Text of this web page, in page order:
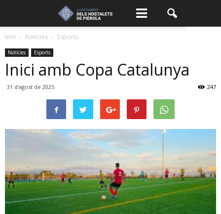
Inici Notícies Esports
Notícies Esports
Inici amb Copa Catalunya
31 d'agost de 2025 247